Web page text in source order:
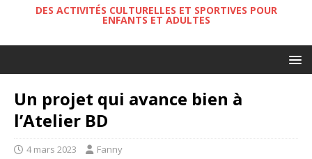
DES ACTIVITÉS CULTURELLES ET SPORTIVES POUR
ENFANTS ET ADULTES
Un projet qui avance bien à
l’Atelier BD
4 mars 2023 Fanny